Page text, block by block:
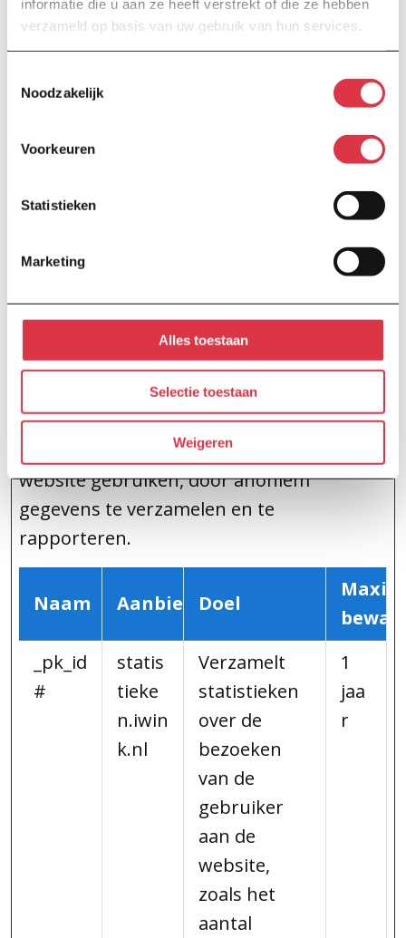
informatie die u aan ze heeft verstrekt of die ze hebben
verzameld op basis van uw gebruik van hun services.
Noodzakelijk
Voorkeuren
Statistieken
Marketing
Alles toestaan
Selectie toestaan
Weigeren
huidige
Statistieken (2)
Statistische cookies helpen eigenaren van
websites begrijpen hoe bezoekers hun
website gebruiken, door anoniem
gegevens te verzamelen en te
rapporteren.
Naam AanbiederDoel
_pk_id
#
statis
tieke
n.iwin
k.nl
Verzamelt
statistieken
over de
bezoeken
van de
gebruiker
aan de
website,
zoals het
aantal
1
jaa
r